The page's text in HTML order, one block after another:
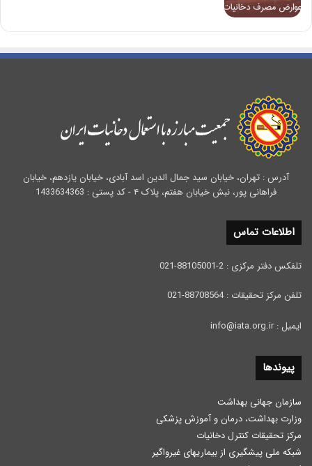
آدرس : تهران، خیابان سید جمال الدین اسد آبادی، خیابان یازدهم، خیابان
فراهانی پور، نبش خیابان هفتم، پلاک ۴ - کد پستی : 1433634363
اطلاعات تماس
تلفکس دفتر مرکزی : 2-88105001-021
تلفن مرکز تحقیقات : 88708564-021
ایمیل : info@iata.org.ir
پیوندها
سازمان جهانی بهداشت
وزارت بهداشت، درمان و آموزش پزشكی
مرکز تحقیقات کنترل دخانیات
شبکه ملی پیشگیری از بیماریهای غیرواگیر